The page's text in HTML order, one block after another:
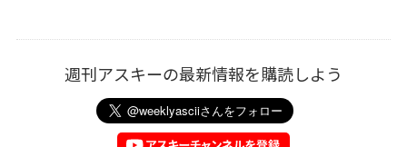
週刊アスキーの最新情報を購読しよう